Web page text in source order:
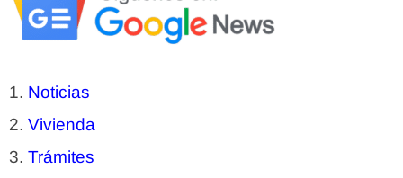
Noticias
Vivienda
Trámites